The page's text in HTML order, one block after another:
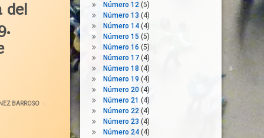
del
BARROSO
Número 12(5)
Número 13 (4)
Número 14(4)
Número 15 (5)
Número 16 (5)
Número 17(4)
Número 18 (4)
Número 19 (4)
Número 20(4)
Número 21 (4)
Número 22(4)
Número 23 (4)
Número 24(4)